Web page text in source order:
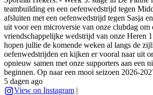
teambuilding en een oefenwedstrijd tegen
afsluiten met een oefenwedstrijd tegen Sasja
uit voor een microversie van onze clubdag om
vriendschappelijke wedstrijd van onze Heren
hopen jullie de komende weken al langs de
oefenwedstrijden en kijken er vooral naar uit
opnieuw samen met onze supporters aan een
beginnen. Op naar een mooi seizoen 2026-
5 dagen ago
View on Instagram |